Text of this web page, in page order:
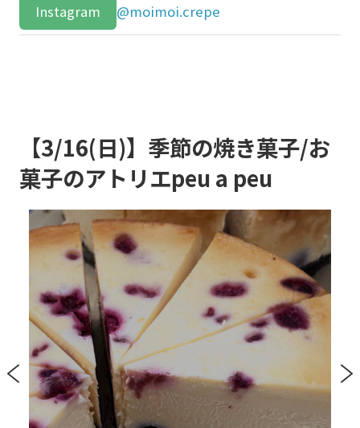
Instagram @moimoi.crepe
【3/16(日)】季節の焼き菓子/お
菓子のアトリエpeu a peu